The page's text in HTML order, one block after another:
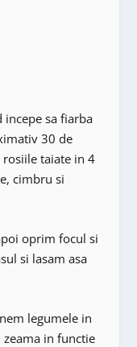
incepe sa fiarba
30 de
taiate in 4
cimbru si
oprim focul si
si lasam asa
legumele in
in functie